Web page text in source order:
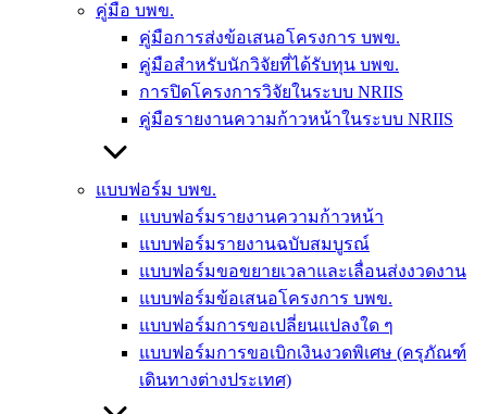
คู่มือ บพข.
คู่มือการส่งข้อเสนอโครงการ บพข.
คู่มือสำหรับนักวิจัยที่ได้รับทุน บพข.
การปิดโครงการวิจัยในระบบ NRIIS
คู่มือรายงานความก้าวหน้าในระบบ NRIIS
แบบฟอร์ม บพข.
แบบฟอร์มรายงานความก้าวหน้า
แบบฟอร์มรายงานฉบับสมบูรณ์
แบบฟอร์มขอขยายเวลาและเลื่อนส่งงวดงาน
แบบฟอร์มข้อเสนอโครงการ บพข.
แบบฟอร์มการขอเปลี่ยนแปลงใด ๆ
แบบฟอร์มการขอเบิกเงินงวดพิเศษ (ครุภัณฑ์
เดินทางต่างประเทศ)